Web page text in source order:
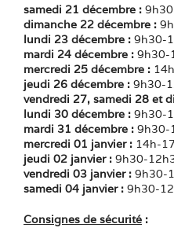
samedi 21 décembre :
dimanche 22 décembre :
lundi 23 décembre : 9h30-
mardi 24 décembre : 9h30-
mercredi 25 décembre :
jeudi 26 décembre : 9h30-
vendredi 27, samedi 28 et
lundi 30 décembre : 9h30-
mardi 31 décembre : 9h30-
mercredi 01 janvier : 14h-
jeudi 02 janvier : 9h30-
vendredi 03 janvier : 9h30-
samedi 04 janvier : 9h30-
Consignes de sécurité :